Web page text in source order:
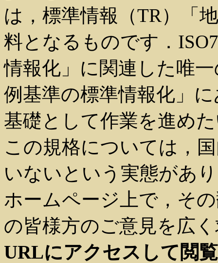
は，標準情報（TR）「
料となるものです．
情報化」に関連した唯
例基準の標準情報化」
基礎として作業を進め
この規格については，
いないという実態があ
ホームページ上で，そ
の皆様方のご意見を広
URLにアクセスして閲